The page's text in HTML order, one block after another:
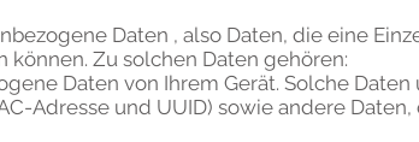
Daten , also Daten, die eine
Zu solchen Daten gehören:
Daten von Ihrem Gerät. Solche
Adresse und UUID) sowie andere